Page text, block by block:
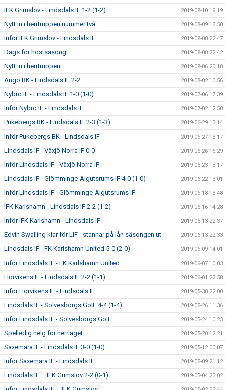
IFK Grimslöv - Lindsdals IF 1-2 (1-2) 2019-08-10 19:19
Nytt in i herrtruppen nummer två 2019-08-09 13:50
Inför IFK Grimslöv - Lindsdals IF 2019-08-08 22:47
Dags för höstsäsong! 2019-08-08 22:42
Nytt in i herrtruppen 2019-08-06 20:18
Ängö BK - Lindsdals IF 2-2 2019-08-02 10:56
Nybro IF - Lindsdals IF 1-0 (1-0) 2019-07-06 17:39
Inför Nybro IF - Lindsdals IF 2019-07-02 12:50
Pukebergs BK - Lindsdals IF 2-3 (1-3) 2019-06-29 13:14
Inför Pukebergs BK - Lindsdals IF 2019-06-27 13:17
Lindsdals IF - Växjö Norra IF 0-0 2019-06-26 16:29
Inför Lindsdals IF - Växjö Norra IF 2019-06-23 13:17
Lindsdals IF - Glömminge-Algutsrums IF 4-0 (1-0) 2019-06-22 13:01
Inför Lindsdals IF - Glömminge-Algutsrums IF 2019-06-18 13:48
IFK Karlshamn - Lindsdals IF 2-2 (1-2) 2019-06-16 14:28
Inför IFK Karlshamn - Lindsdals IF 2019-06-13 22:37
Edvin Swalling klar för LIF - stannar på lån säsongen ut 2019-06-13 22:33
Lindsdals IF - FK Karlshamn United 5-0 (2-0) 2019-06-09 14:01
Inför Lindsdals IF - FK Karlshamn United 2019-06-07 10:03
Hörvikens IF - Lindsdals IF 2-2 (1-1) 2019-06-01 22:58
Inför Hörvikens IF - Lindsdals IF 2019-05-30 22:00
Lindsdals IF - Sölvesborgs GoIF 4-4 (1-4) 2019-05-26 11:36
Inför Lindsdals IF - Sölvesborgs GoIF 2019-05-24 10:23
Spelledig helg för herrlaget 2019-05-20 12:21
Saxemara IF - Lindsdals IF 3-0 (1-0) 2019-05-12 00:07
Inför Saxemara IF - Lindsdals IF 2019-05-09 21:12
Lindsdals IF – IFK Grimslöv 2-2 (0-1) 2019-05-04 23:02